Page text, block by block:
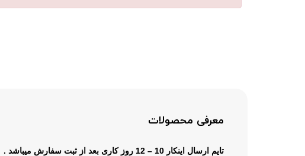
معرفی محصولات
تایم ارسال اینکار 10 – 12 روز کاری بعد از ثبت سفارش میباشد .